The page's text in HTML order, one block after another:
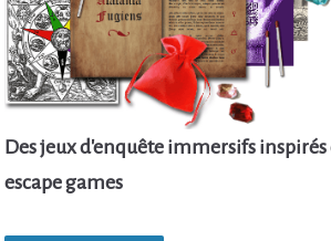
Des jeux d'enquête immersifs inspirés
escape games